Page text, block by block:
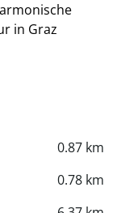
in Graz
0.87 km
0.78 km